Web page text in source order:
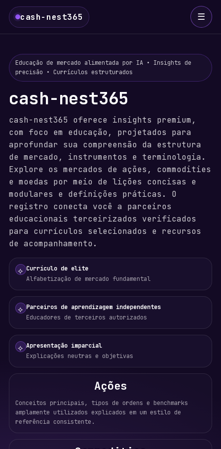
cash-nest365 ☰
Educação de mercado alimentada por IA • Insights de
precisão • Currículos estruturados
cash-nest365
cash-nest365 oferece insights premium,
com foco em educação, projetados para
aprofundar sua compreensão da estrutura
de mercado, instrumentos e terminologia.
Explore os mercados de ações, commodities
e moedas por meio de lições concisas e
modulares e definições práticas. O
registro conecta você a parceiros
educacionais terceirizados verificados
para currículos selecionados e recursos
de acompanhamento.
⟡ Currículo de elite
Alfabetização de mercado fundamental
⟡ Parceiros de aprendizagem independentes
Educadores de terceiros autorizados
⟡ Apresentação imparcial
Explicações neutras e objetivas
Ações
Conceitos principais, tipos de ordens e benchmarks
amplamente utilizados explicados em um estilo de
referência consistente.